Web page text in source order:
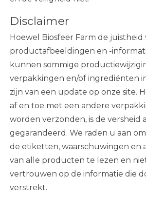
Disclaimer
Hoewel Biosfeer Farm de juistheid
productafbeeldingen en -
kunnen sommige
verpakkingen en/of ingrediënten
zijn van een update op onze site.
af ​​en toe met een andere
worden verzonden, is de versheid
gegarandeerd. We raden u aan
de etiketten, waarschuwingen en
van alle producten te lezen en
vertrouwen op de informatie die
verstrekt.